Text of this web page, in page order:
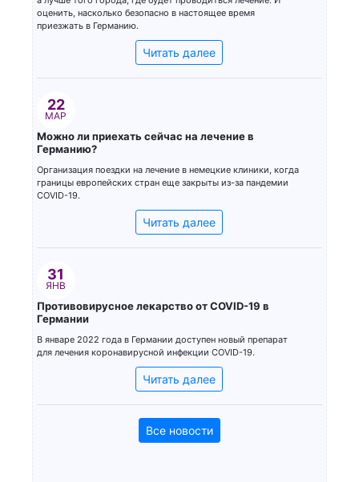
оценить, насколько безопасно в настоящее время
приезжать в Германию.
Читать далее
22
МАР
Можно ли приехать сейчас на лечение в
Германию?
Организация поездки на лечение в немецкие клиники, когда
границы европейских стран еще закрыты из-за пандемии
COVID-19.
Читать далее
31
ЯНВ
Противовирусное лекарство от COVID-19 в
Германии
В январе 2022 года в Германии доступен новый препарат
для лечения коронавирусной инфекции COVID-19.
Читать далее
Все новости